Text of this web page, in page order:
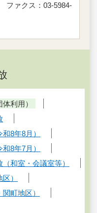
ファクス：03-5984-
利用）
8年8月）
8年7月）
和室・会議室等）
）
町地区）